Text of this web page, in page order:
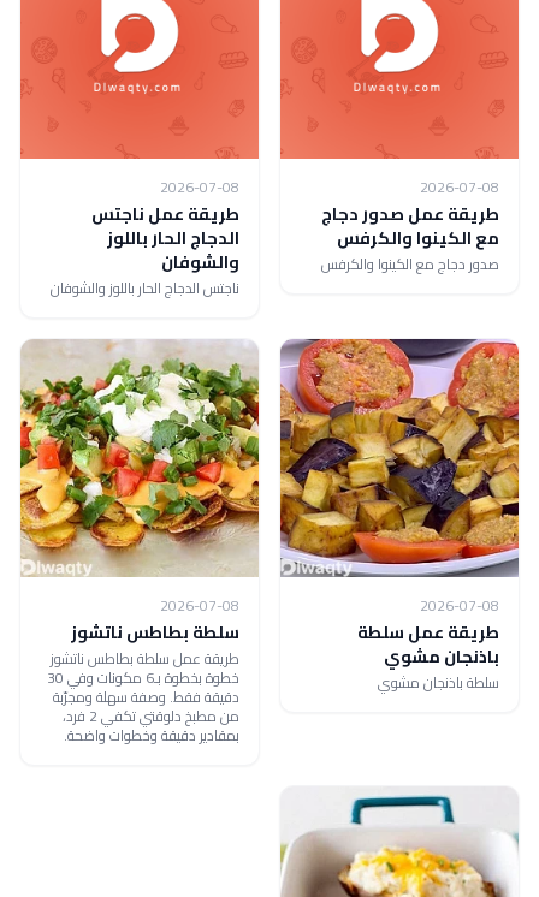
2026-07-08
طريقة عمل صدور دجاج
مع الكينوا والكرفس
صدور دجاج مع الكينوا والكرفس
2026-07-08
طريقة عمل ناجتس
الدجاج الحار باللوز
والشوفان
ناجتس الدجاج الحار باللوز والشوفان
2026-07-08
طريقة عمل سلطة
باذنجان مشوي
سلطة باذنجان مشوي
2026-07-08
سلطة بطاطس ناتشوز
طريقة عمل سلطة بطاطس ناتشوز
خطوة بخطوة بـ6 مكونات وفي 30
دقيقة فقط. وصفة سهلة ومجرّبة
من مطبخ دلوقتي تكفي 2 فرد،
بمقادير دقيقة وخطوات واضحة.